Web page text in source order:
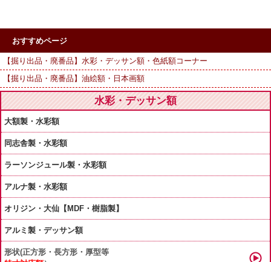
おすすめページ
【掘り出品・廃番品】水彩・デッサン額・色紙額コーナー
【掘り出品・廃番品】油絵額・日本画額
水彩・デッサン額
大額製・水彩額
同志舎製・水彩額
ラーソンジュール製・水彩額
アルナ製・水彩額
オリジン・大仙【MDF・樹脂製】
アルミ製・デッサン額
形状(正方形・長方形・厚型等